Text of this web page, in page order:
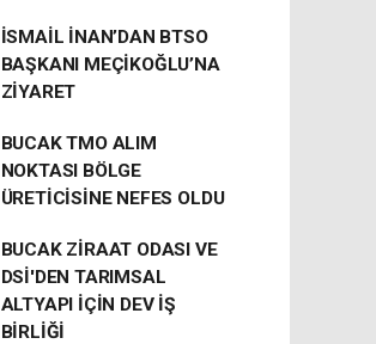
İSMAİL İNAN’DAN BTSO
BAŞKANI MEÇİKOĞLU’NA
ZİYARET
BUCAK TMO ALIM
NOKTASI BÖLGE
ÜRETİCİSİNE NEFES OLDU
BUCAK ZİRAAT ODASI VE
DSİ'DEN TARIMSAL
ALTYAPI İÇİN DEV İŞ
BİRLİĞİ